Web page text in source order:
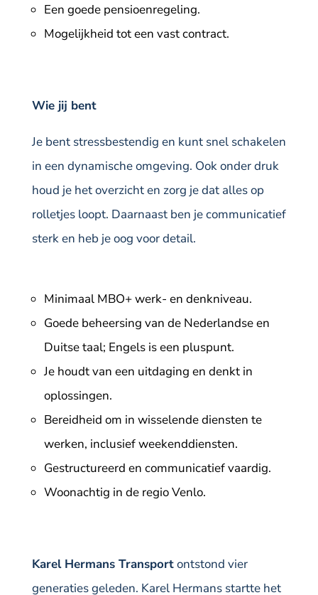
Een goede pensioenregeling.
Mogelijkheid tot een vast contract.
Wie jij bent
Je bent stressbestendig en kunt snel schakelen
in een dynamische omgeving. Ook onder druk
houd je het overzicht en zorg je dat alles op
rolletjes loopt. Daarnaast ben je communicatief
sterk en heb je oog voor detail.
Minimaal MBO+ werk- en denkniveau.
Goede beheersing van de Nederlandse en
Duitse taal; Engels is een pluspunt.
Je houdt van een uitdaging en denkt in
oplossingen.
Bereidheid om in wisselende diensten te
werken, inclusief weekenddiensten.
Gestructureerd en communicatief vaardig.
Woonachtig in de regio Venlo.
Karel Hermans Transportontstond vier
generaties geleden. Karel Hermans startte het